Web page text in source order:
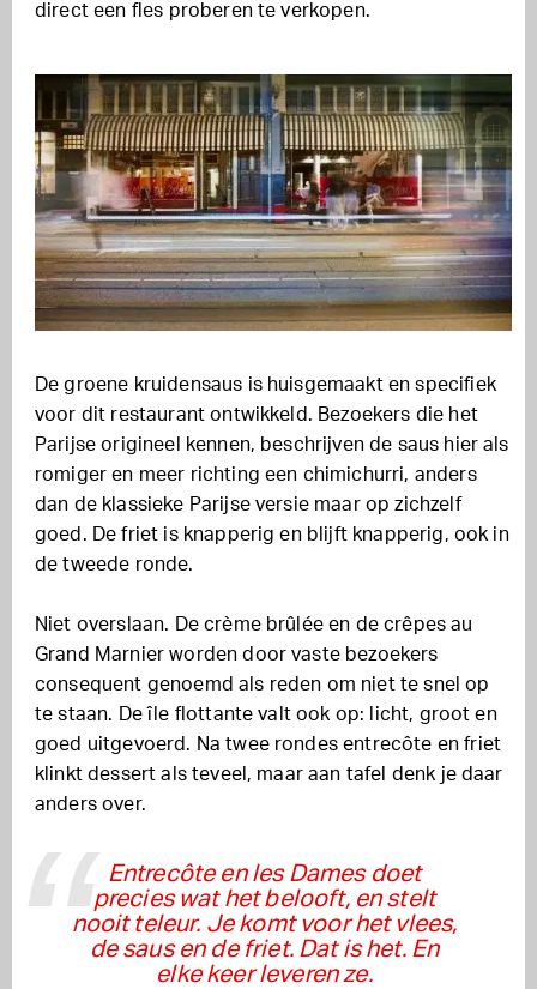
direct een fles proberen te verkopen.
De groene kruidensaus is huisgemaakt en specifiek
voor dit restaurant ontwikkeld. Bezoekers die het
Parijse origineel kennen, beschrijven de saus hier als
romiger en meer richting een chimichurri, anders
dan de klassieke Parijse versie maar op zichzelf
goed. De friet is knapperig en blijft knapperig, ook in
de tweede ronde.
Niet overslaan. De crème brûlée en de crêpes au
Grand Marnier worden door vaste bezoekers
consequent genoemd als reden om niet te snel op
te staan. De île flottante valt ook op: licht, groot en
goed uitgevoerd. Na twee rondes entrecôte en friet
klinkt dessert als teveel, maar aan tafel denk je daar
anders over.
Entrecôte en les Dames doet
precies wat het belooft, en stelt
nooit teleur. Je komt voor het vlees,
de saus en de friet. Dat is het. En
elke keer leveren ze.